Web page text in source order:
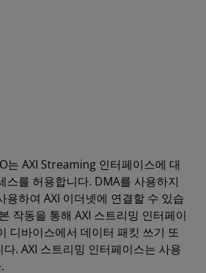
는 AXI Streaming 인터페이스에 대
스를 허용합니다. DMA를 사용하지
용하여 AXI 이더넷에 연결할 수 있습
작동을 통해 AXI 스트리밍 인터페이
디바이스에서 데이터 패킷 쓰기 또
. AXI 스트리밍 인터페이스는 사용